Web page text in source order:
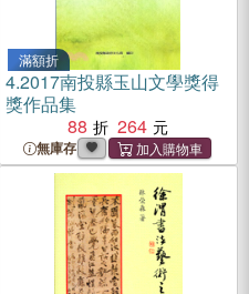
滿額折
4.2017南投縣玉山文學獎得
獎作品集
88
264
無庫存